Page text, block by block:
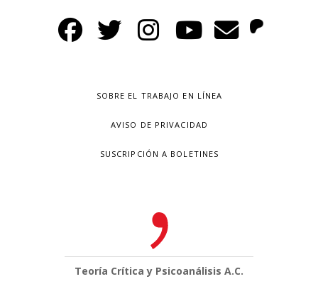
SOBRE EL TRABAJO EN LÍNEA
AVISO DE PRIVACIDAD
SUSCRIPCIÓN A BOLETINES
Teoría Crítica y Psicoanálisis A.C.